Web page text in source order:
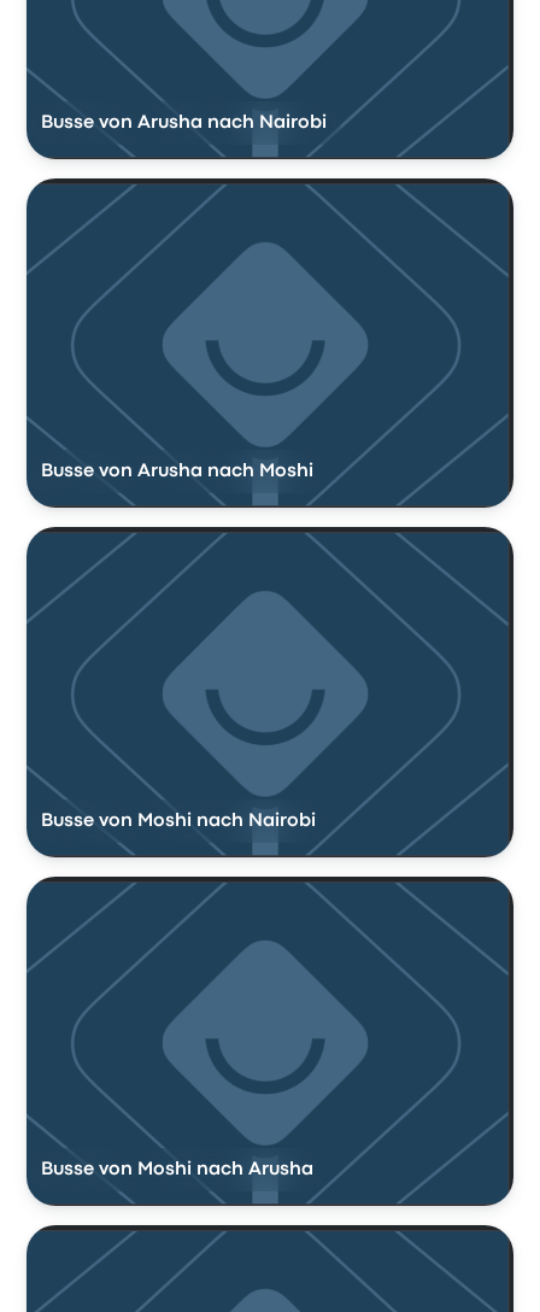
Busse von Arusha nach Nairobi
Busse von Arusha nach Moshi
Busse von Moshi nach Nairobi
Busse von Moshi nach Arusha